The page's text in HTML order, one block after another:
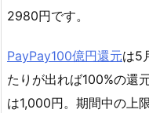
2980円です。
PayPay100億円還元は5
たりが出れば100%の還
は1,000円。期間中の上